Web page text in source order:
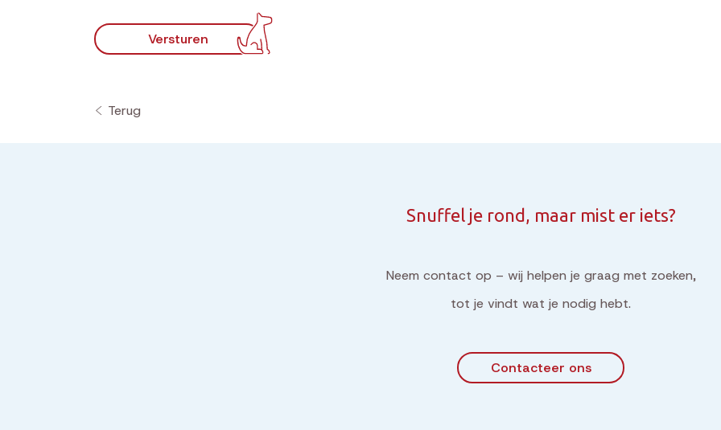
Versturen
Terug
Snuffel je rond, maar mist er iets?
Neem contact op – wij helpen je graag met zoeken,
tot je vindt wat je nodig hebt.
Contacteer ons